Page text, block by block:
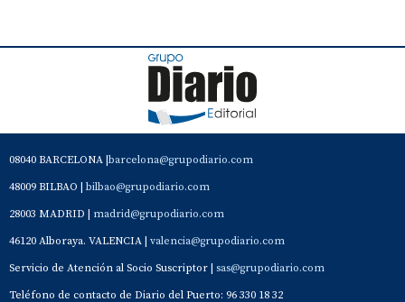
08040 BARCELONA | barcelona@grupodiario.com
48009 BILBAO | bilbao@grupodiario.com
28003 MADRID | madrid@grupodiario.com
46120 Alboraya. VALENCIA | valencia@grupodiario.com
Servicio de Atención al Socio Suscriptor | sas@grupodiario.com
Teléfono de contacto de Diario del Puerto: 96 330 18 32